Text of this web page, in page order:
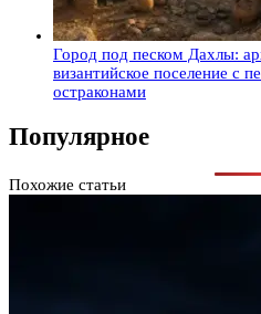
Город под песком Дахлы:
византийское поселение с
остраконами
Популярное
Похожие статьи